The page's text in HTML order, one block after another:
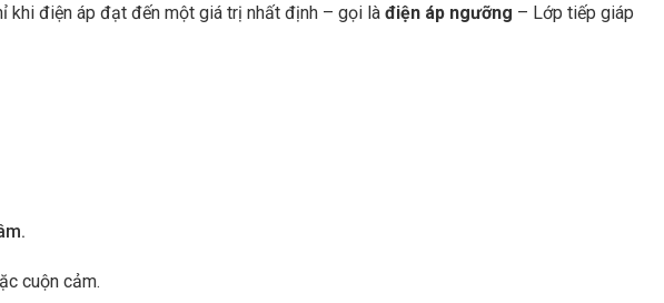
khi điện áp đạt đến một giá trị nhất định – gọi là điện áp ngưỡng – Lớp tiếp giáp
cuộn cảm.